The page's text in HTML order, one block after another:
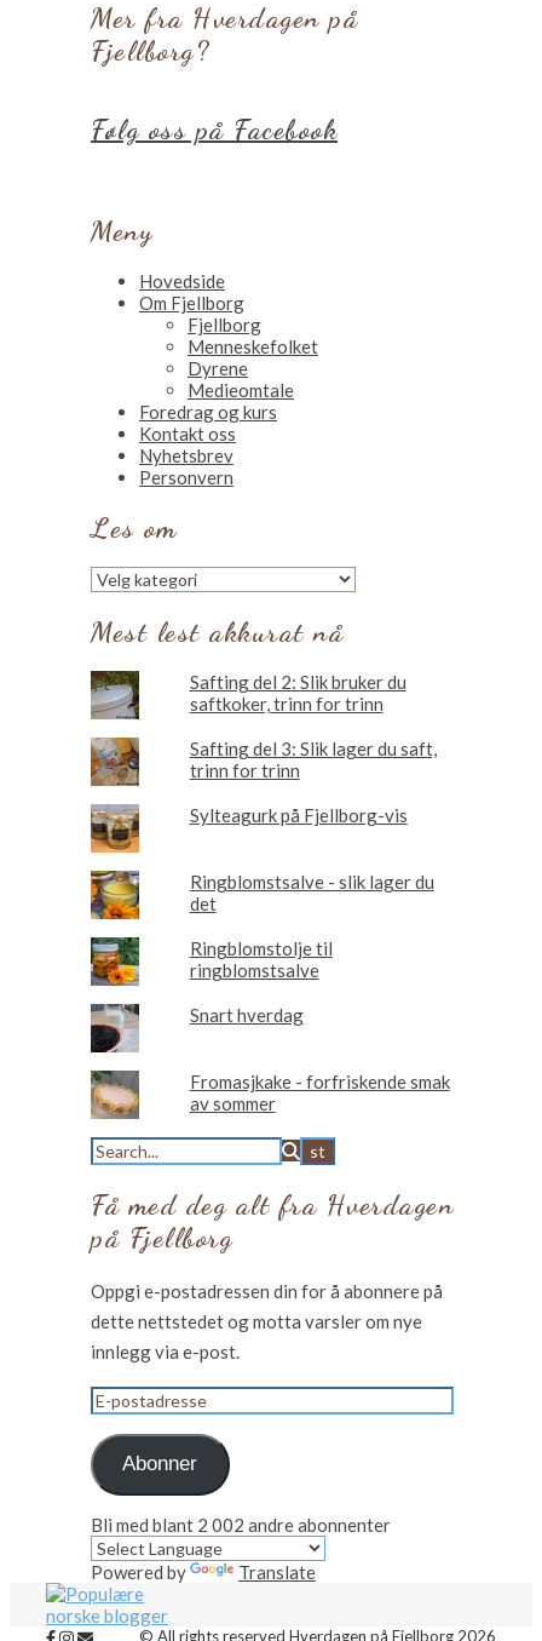
Mer fra Hverdagen på
Fjellborg?
Følg oss på Facebook
Meny
Hovedside
Om Fjellborg
Fjellborg
Menneskefolket
Dyrene
Medieomtale
Foredrag og kurs
Kontakt oss
Nyhetsbrev
Personvern
Les om
Les
om
Mest lest akkurat nå
Safting del 2: Slik bruker du
saftkoker, trinn for trinn
Safting del 3: Slik lager du saft,
trinn for trinn
Sylteagurk på Fjellborg-vis
Ringblomstsalve - slik lager du
det
Ringblomstolje til
ringblomstsalve
Snart hverdag
Fromasjkake - forfriskende smak
av sommer
Få med deg alt fra Hverdagen
på Fjellborg
Oppgi e-postadressen din for å abonnere på
dette nettstedet og motta varsler om nye
innlegg via e-post.
E-
postadresse
Abonner
Bli med blant 2 002 andre abonnenter
Powered by Translate
© All rights reserved Hverdagen på Fjellborg 2026